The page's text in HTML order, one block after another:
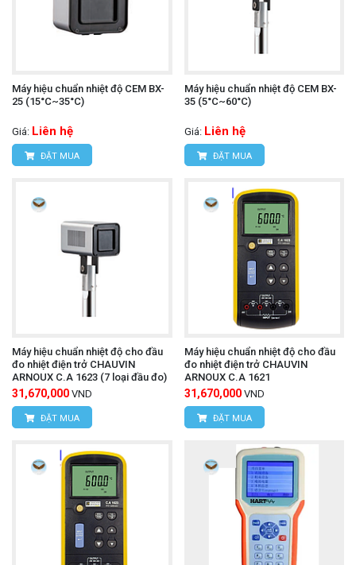
Máy hiệu chuẩn nhiệt độ CEM BX-
25 (15°C~35°C)
Giá: Liên hệ
ĐẶT MUA
Máy hiệu chuẩn nhiệt độ CEM BX-
35 (5°C~60°C)
Giá: Liên hệ
ĐẶT MUA
Máy hiệu chuẩn nhiệt độ cho đầu
đo nhiệt điện trở CHAUVIN
ARNOUX C.A 1623 (7 loại đầu đo)
31,670,000 VND
ĐẶT MUA
Máy hiệu chuẩn nhiệt độ cho đầu
đo nhiệt điện trở CHAUVIN
ARNOUX C.A 1621
31,670,000 VND
ĐẶT MUA